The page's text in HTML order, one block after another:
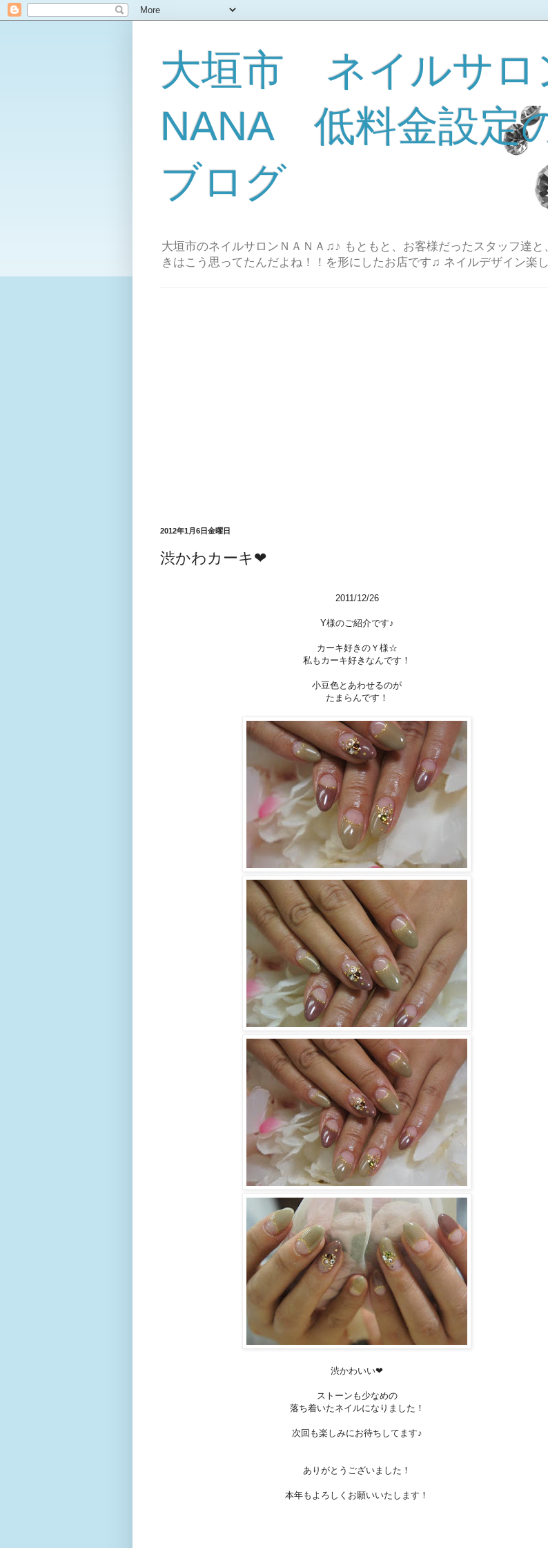
大垣市 ネイルサロ
NANA 低料金設定
ブログ
大垣市のネイルサロンＮＡＮＡ♫♪ もともと、お客様だったスタッフ達と
きはこう思ってたんだよね！！を形にしたお店です♫ ネイルデザイン楽
2012年1月6日金曜日
渋かわカーキ❤
2011/12/26
Y様のご紹介です♪
カーキ好きのＹ様☆
私もカーキ好きなんです！
小豆色とあわせるのが
たまらんです！
渋かわいい❤
ストーンも少なめの
落ち着いたネイルになりました！
次回も楽しみにお待ちしてます♪
ありがとうございました！
本年もよろしくお願いいたします！